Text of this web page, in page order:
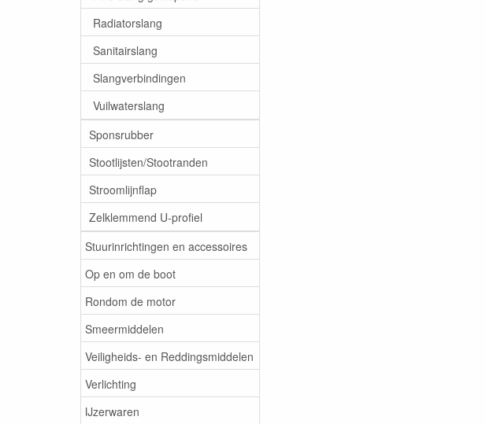
Radiatorslang
Sanitairslang
Slangverbindingen
Vuilwaterslang
Sponsrubber
Stootlijsten/Stootranden
Stroomlijnflap
Zelklemmend U-profiel
Stuurinrichtingen en accessoires
Op en om de boot
Rondom de motor
Smeermiddelen
Veiligheids- en Reddingsmiddelen
Verlichting
IJzerwaren